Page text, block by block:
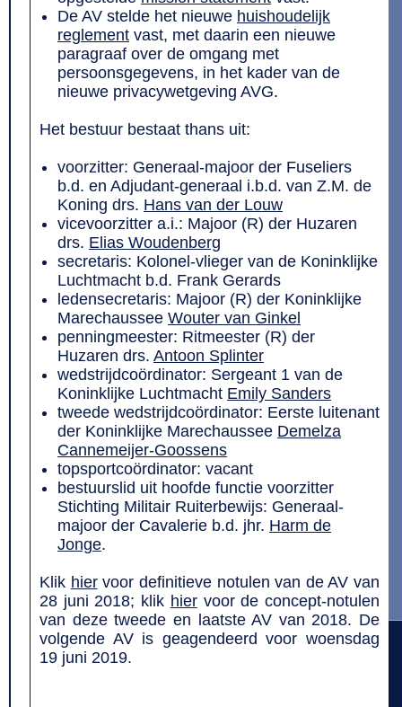
De AV stelde het nieuwe huishoudelijk
reglement vast, met daarin een nieuwe
paragraaf over de omgang met
persoonsgegevens, in het kader van de
nieuwe privacywetgeving AVG.
Het bestuur bestaat thans uit:
voorzitter: Generaal-majoor der Fuseliers
b.d. en Adjudant-generaal i.b.d. van Z.M. de
Koning drs. Hans van der Louw
vicevoorzitter a.i.: Majoor (R) der Huzaren
drs. Elias Woudenberg
secretaris: Kolonel-vlieger van de Koninklijke
Luchtmacht b.d. Frank Gerards
ledensecretaris: Majoor (R) der Koninklijke
Marechaussee Wouter van Ginkel
penningmeester: Ritmeester (R) der
Huzaren drs. Antoon Splinter
wedstrijdcoördinator: Sergeant 1 van de
Koninklijke Luchtmacht Emily Sanders
tweede wedstrijdcoördinator: Eerste luitenant
der Koninklijke Marechaussee Demelza
Cannemeijer-Goossens
topsportcoördinator: vacant
bestuurslid uit hoofde functie voorzitter
Stichting Militair Ruiterbewijs: Generaal-
majoor der Cavalerie b.d. jhr. Harm de
Jonge.
Klik hiervoor definitieve notulen van de AV van
28 juni 2018; klik hiervoor de concept-notulen
van deze tweede en laatste AV van 2018. De
volgende AV is geagendeerd voor woensdag
19 juni 2019.